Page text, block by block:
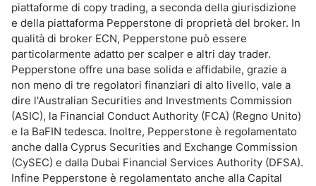
piattaforme di copy trading, a seconda della giurisdizione
e della piattaforma Pepperstone di proprietà del broker. In
qualità di broker ECN, Pepperstone può essere
particolarmente adatto per scalper e altri day trader.
Pepperstone offre una base solida e affidabile, grazie a
non meno di tre regolatori finanziari di alto livello, vale a
dire l'Australian Securities and Investments Commission
(ASIC), la Financial Conduct Authority (FCA) (Regno Unito)
e la BaFIN tedesca. Inoltre, Pepperstone è regolamentato
anche dalla Cyprus Securities and Exchange Commission
(CySEC) e dalla Dubai Financial Services Authority (DFSA).
Infine Pepperstone è regolamentato anche alla Capital